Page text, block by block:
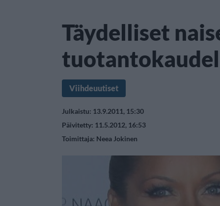
Täydelliset
Viihdeuutiset
Julkaistu: 13.9.2011, 15:30
Päivitetty: 11.5.2012, 16:53
Toimittaja: Neea Jokinen